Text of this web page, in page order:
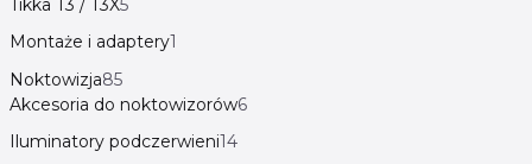
Tikka T3 / T3X5
Montaże i adaptery1
Noktowizja85
Akcesoria do noktowizorów6
Iluminatory podczerwieni14